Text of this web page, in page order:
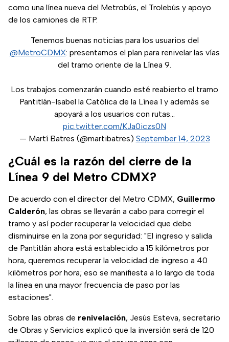
como una línea nueva del Metrobús, el Trolebús y apoyo
de los camiones de RTP.
Tenemos buenas noticias para los usuarios del
@MetroCDMX: presentamos el plan para renivelar las vías
del tramo oriente de la Línea 9.
Los trabajos comenzarán cuando esté reabierto el tramo
Pantitlán-Isabel la Católica de la Línea 1 y además se
apoyará a los usuarios con rutas…
pic.twitter.com/KJa0iczs0N
— Martí Batres (@martibatres) September 14, 2023
¿Cuál es la razón del cierre de la
Línea 9 del Metro CDMX?
De acuerdo con el director del Metro CDMX, Guillermo
Calderón, las obras se llevarán a cabo para corregir el
tramo y así poder recuperar la velocidad que debe
disminuirse en la zona por seguridad: "El ingreso y salida
de Pantitlán ahora está establecido a 15 kilómetros por
hora, queremos recuperar la velocidad de ingreso a 40
kilómetros por hora; eso se manifiesta a lo largo de toda
la línea en una mayor frecuencia de paso por las
estaciones".
Sobre las obras de renivelación, Jesús Esteva, secretario
de Obras y Servicios explicó que la inversión será de 120